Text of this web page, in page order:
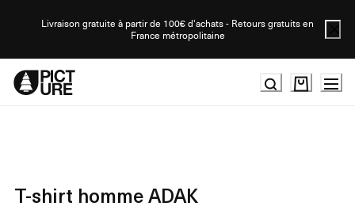
Livraison gratuite à partir de 100€ d'achats - Retours gratuits en
France métropolitaine
T-shirt homme ADAK